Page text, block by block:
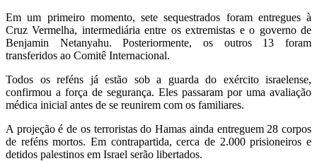
Em um primeiro momento, sete sequestrados foram entregues à
Cruz Vermelha, intermediária entre os extremistas e o governo de
Benjamin Netanyahu. Posteriormente, os outros 13 foram
transferidos ao Comitê Internacional.
Todos os reféns já estão sob a guarda do exército israelense,
confirmou a força de segurança. Eles passaram por uma avaliação
médica inicial antes de se reunirem com os familiares.
A projeção é de os terroristas do Hamas ainda entreguem 28 corpos
de reféns mortos. Em contrapartida, cerca de 2.000 prisioneiros e
detidos palestinos em Israel serão libertados.